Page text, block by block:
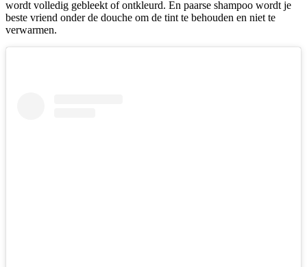
wordt volledig gebleekt of ontkleurd. En paarse shampoo wordt je
beste vriend onder de douche om de tint te behouden en niet te
verwarmen.